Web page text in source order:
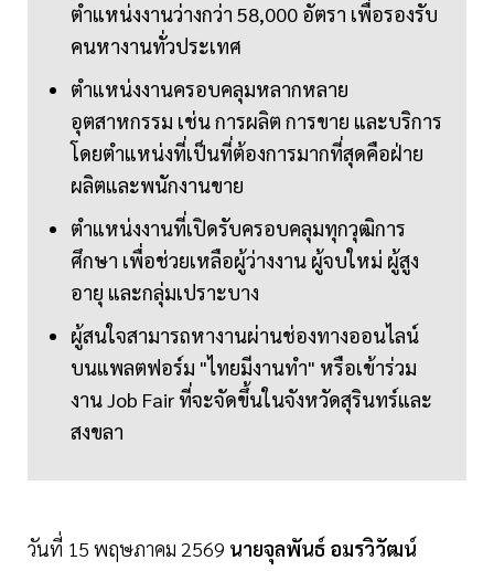
ตำแหน่งงานว่างกว่า 58,000 อัตรา เพื่อรองรับ
คนหางานทั่วประเทศ
ตำแหน่งงานครอบคลุมหลากหลาย
อุตสาหกรรม เช่น การผลิต การขาย และบริการ
โดยตำแหน่งที่เป็นที่ต้องการมากที่สุดคือฝ่าย
ผลิตและพนักงานขาย
ตำแหน่งงานที่เปิดรับครอบคลุมทุกวุฒิการ
ศึกษา เพื่อช่วยเหลือผู้ว่างงาน ผู้จบใหม่ ผู้สูง
อายุ และกลุ่มเปราะบาง
ผู้สนใจสามารถหางานผ่านช่องทางออนไลน์
บนแพลตฟอร์ม "ไทยมีงานทำ" หรือเข้าร่วม
งาน Job Fair ที่จะจัดขึ้นในจังหวัดสุรินทร์และ
สงขลา
วันที่ 15 พฤษภาคม 2569 นายจุลพันธ์ อมรวิวัฒน์